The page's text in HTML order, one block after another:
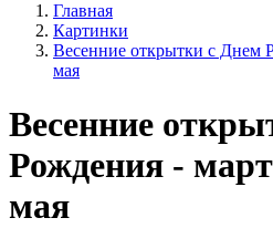
Главная
Картинки
Весенние открытки с Днем
мая
Весенние
Рождения -
мая